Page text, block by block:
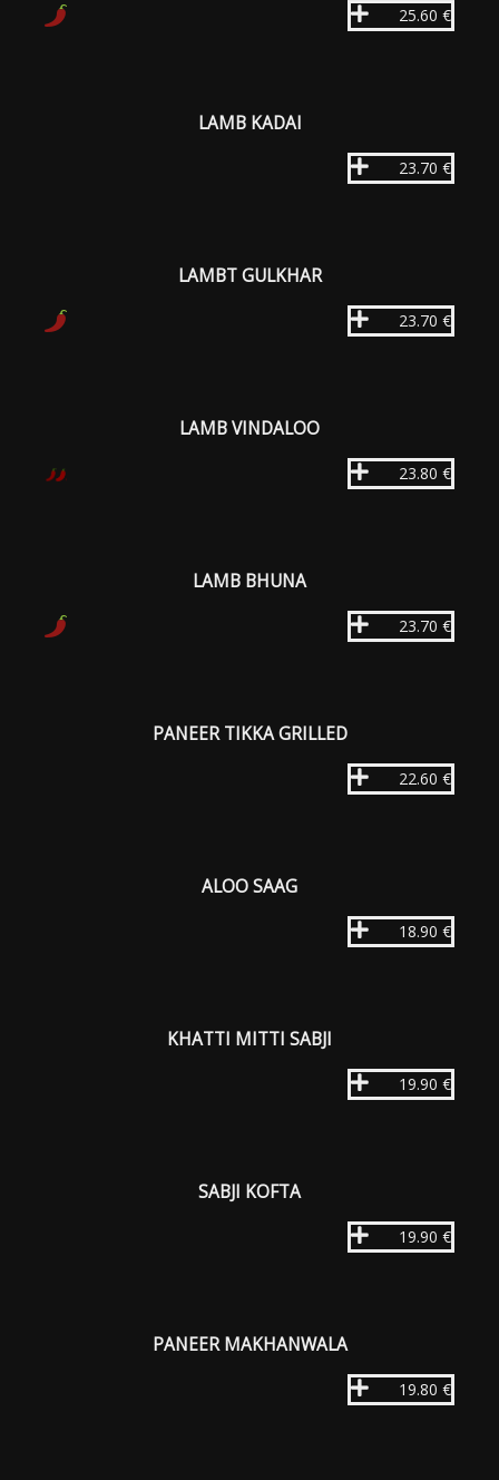
25.60 €
LAMB KADAI
23.70 €
LAMBT GULKHAR
23.70 €
LAMB VINDALOO
23.80 €
LAMB BHUNA
23.70 €
PANEER TIKKA GRILLED
22.60 €
ALOO SAAG
18.90 €
KHATTI MITTI SABJI
19.90 €
SABJI KOFTA
19.90 €
PANEER MAKHANWALA
19.80 €